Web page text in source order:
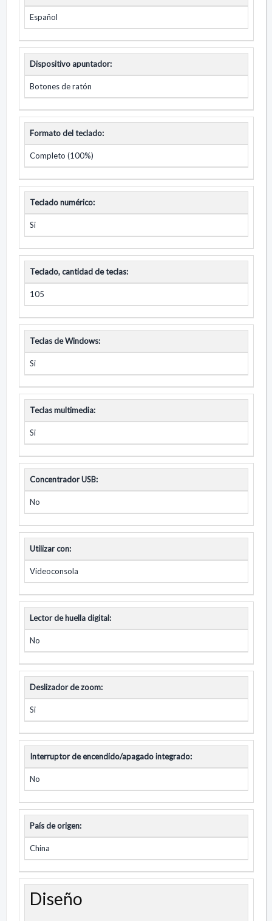
Español
Dispositivo apuntador:
Botones de ratón
Formato del teclado:
Completo (100%)
Teclado numérico:
Si
Teclado, cantidad de teclas:
105
Teclas de Windows:
Si
Teclas multimedia:
Si
Concentrador USB:
No
Utilizar con:
Videoconsola
Lector de huella digital:
No
Deslizador de zoom:
Si
Interruptor de encendido/apagado integrado:
No
País de origen:
China
Diseño